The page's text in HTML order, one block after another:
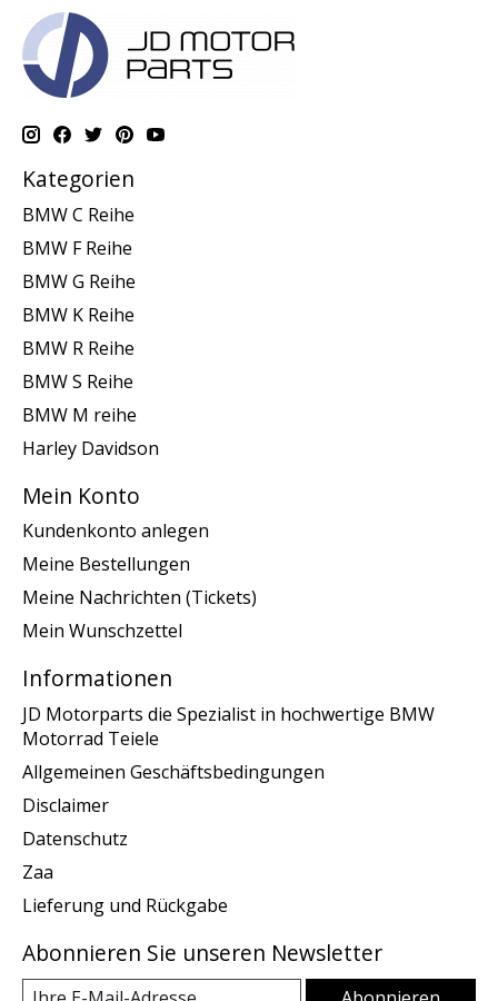
Kategorien
BMW C Reihe
BMW F Reihe
BMW G Reihe
BMW K Reihe
BMW R Reihe
BMW S Reihe
BMW M reihe
Harley Davidson
Mein Konto
Kundenkonto anlegen
Meine Bestellungen
Meine Nachrichten (Tickets)
Mein Wunschzettel
Informationen
JD Motorparts die Spezialist in hochwertige BMW
Motorrad Teiele
Allgemeinen Geschäftsbedingungen
Disclaimer
Datenschutz
Zaa
Lieferung und Rückgabe
Abonnieren Sie unseren Newsletter